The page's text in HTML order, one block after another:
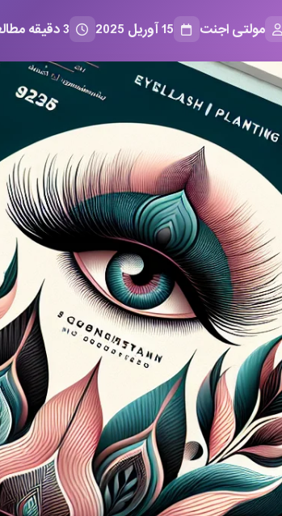
مولتی اجنت 15 آوریل 2025 3 دقیقه مطالعه